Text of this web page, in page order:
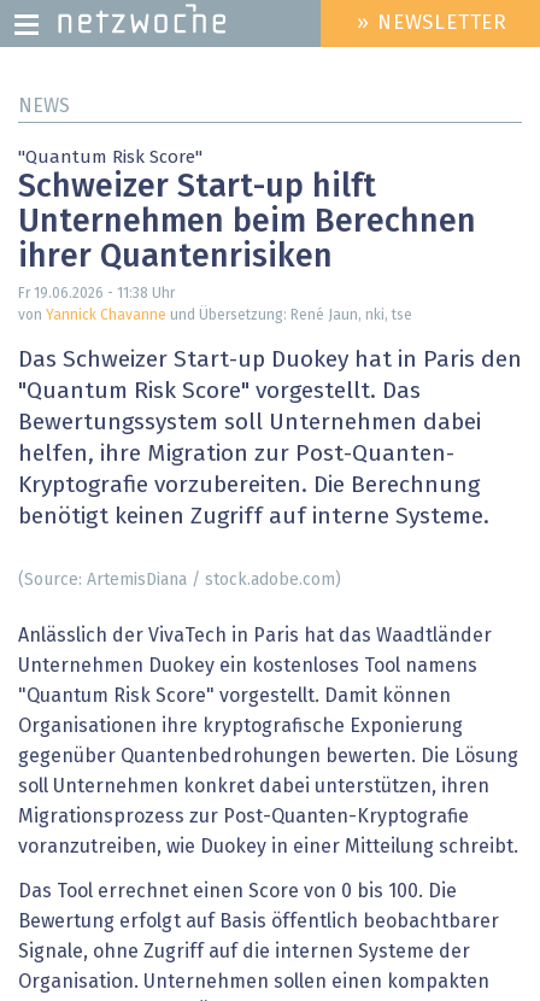
zum
HEADER
MENU
» NEWSLETTER
NEWS
"Quantum Risk Score"
Schweizer Start-up hilft
Unternehmen beim Berechnen
ihrer Quantenrisiken
Fr 19.06.2026 - 11:38 Uhr
von Yannick Chavanne und Übersetzung: René Jaun, nki, tse
Das Schweizer Start-up Duokey hat in Paris den
"Quantum Risk Score" vorgestellt. Das
Bewertungssystem soll Unternehmen dabei
helfen, ihre Migration zur Post-Quanten-
Kryptografie vorzubereiten. Die Berechnung
benötigt keinen Zugriff auf interne Systeme.
(Source: ArtemisDiana / stock.adobe.com)
Anlässlich der VivaTech in Paris hat das Waadtländer
Unternehmen Duokey ein kostenloses Tool namens
"Quantum Risk Score" vorgestellt. Damit können
Organisationen ihre kryptografische Exponierung
gegenüber Quantenbedrohungen bewerten. Die Lösung
soll Unternehmen konkret dabei unterstützen, ihren
Migrationsprozess zur Post-Quanten-Kryptografie
voranzutreiben, wie Duokey in einer Mitteilung schreibt.
Das Tool errechnet einen Score von 0 bis 100. Die
Bewertung erfolgt auf Basis öffentlich beobachtbarer
Signale, ohne Zugriff auf die internen Systeme der
Organisation. Unternehmen sollen einen kompakten